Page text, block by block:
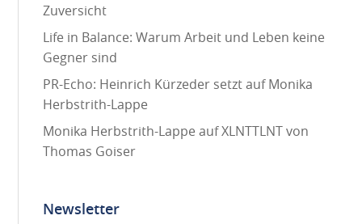
Zuversicht
Life in Balance: Warum Arbeit und Leben keine
Gegner sind
PR-Echo: Heinrich Kürzeder setzt auf Monika
Herbstrith-Lappe
Monika Herbstrith-Lappe auf XLNTTLNT von
Thomas Goiser
Newsletter